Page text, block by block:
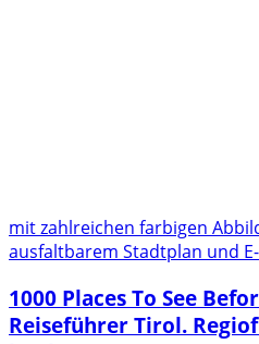
mit zahlreichen farbigen
ausfaltbarem Stadtplan und
1000 Places To See
Reiseführer Tirol.